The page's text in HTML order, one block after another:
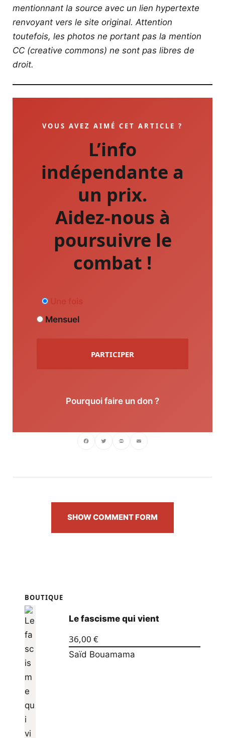
mentionnant la source avec un lien hypertexte
renvoyant vers le site original. Attention
toutefois, les photos ne portant pas la mention
CC (creative commons) ne sont pas libres de
droit.
VOUS AVEZ AIMÉ CET ARTICLE ?
L’info
indépendante a
un prix.
Aidez-nous à
poursuivre le
combat !
Mensuel
PARTICIPER
Pourquoi faire un don ?
SHOW COMMENT FORM
BOUTIQUE
Le fascisme qui vient
36,00 €
Saïd Bouamama